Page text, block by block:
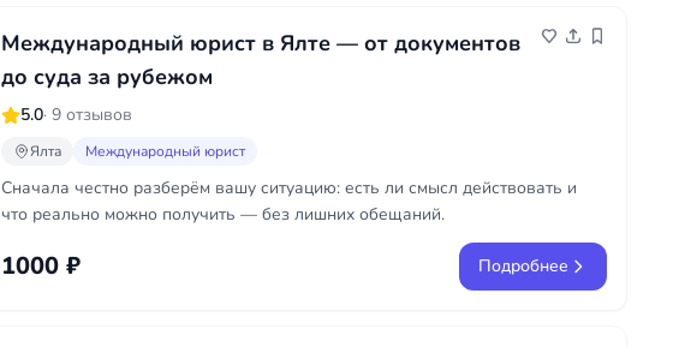
Международный юрист в Ялте — от документов
до суда за рубежом
5.0· 9 отзывов
Ялта Международный юрист
Сначала честно разберём вашу ситуацию: есть ли смысл действовать и
что реально можно получить — без лишних обещаний.
1000 ₽ Подробнее